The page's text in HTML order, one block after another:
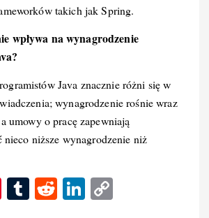
takich jak Spring.
wpływa na wynagrodzenie
Java znacznie różni się w
wynagrodzenie rośnie wraz
umowy o pracę zapewniają
nieco niższe wynagrodzenie niż
Pi T
R
Li